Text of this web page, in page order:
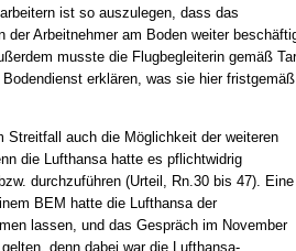
ist so auszulegen, dass das
der Arbeitnehmer am Boden weiter
musste die Flugbegleiterin gemäß
erklären, was sie hier fristgemäß
Streitfall auch die Möglichkeit der weiteren
die Lufthansa hatte es pflichtwidrig
durchzuführen (Urteil, Rn.30 bis 47). Eine
BEM hatte die Lufthansa der
lassen, und das Gespräch im November
denn dabei war die Lufthansa-